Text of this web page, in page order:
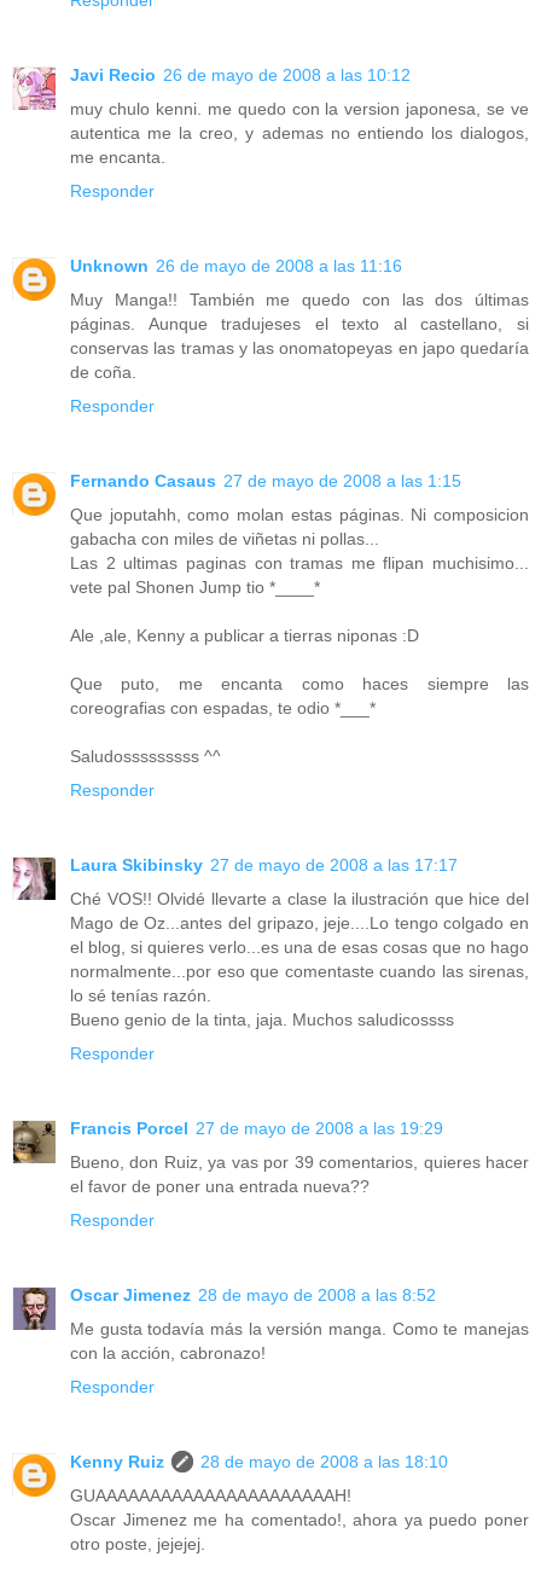
Javi Recio 26 de mayo de 2008 a las 10:12
muy chulo kenni. me quedo con la version japonesa, se ve
autentica me la creo, y ademas no entiendo los dialogos,
me encanta.
Responder
Unknown 26 de mayo de 2008 a las 11:16
Muy Manga!! También me quedo con las dos últimas
páginas. Aunque tradujeses el texto al castellano, si
conservas las tramas y las onomatopeyas en japo quedaría
de coña.
Responder
Fernando Casaus 27 de mayo de 2008 a las 1:15
Que joputahh, como molan estas páginas. Ni composicion
gabacha con miles de viñetas ni pollas...
Las 2 ultimas paginas con tramas me flipan muchisimo...
vete pal Shonen Jump tio *____*
Ale ,ale, Kenny a publicar a tierras niponas :D
Que puto, me encanta como haces siempre las
coreografias con espadas, te odio *___*
Saludosssssssss ^^
Responder
Laura Skibinsky 27 de mayo de 2008 a las 17:17
Ché VOS!! Olvidé llevarte a clase la ilustración que hice del
Mago de Oz...antes del gripazo, jeje....Lo tengo colgado en
el blog, si quieres verlo...es una de esas cosas que no hago
normalmente...por eso que comentaste cuando las sirenas,
lo sé tenías razón.
Bueno genio de la tinta, jaja. Muchos saludicossss
Responder
Francis Porcel 27 de mayo de 2008 a las 19:29
Bueno, don Ruiz, ya vas por 39 comentarios, quieres hacer
el favor de poner una entrada nueva??
Responder
Oscar Jimenez 28 de mayo de 2008 a las 8:52
Me gusta todavía más la versión manga. Como te manejas
con la acción, cabronazo!
Responder
Kenny Ruiz
28 de mayo de 2008 a las 18:10
GUAAAAAAAAAAAAAAAAAAAAAAH!
Oscar Jimenez me ha comentado!, ahora ya puedo poner
otro poste, jejejej.